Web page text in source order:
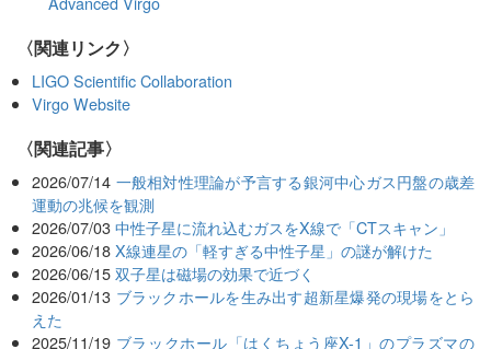
〈関連リンク〉
LIGO Scientific Collaboration
Virgo Website
関連記事
2026/07/14 一般相対性理論が予言する銀河中心ガス円盤の歳差
運動の兆候を観測
2026/07/03 中性子星に流れ込むガスをX線で「CTスキャン」
2026/06/18 X線連星の「軽すぎる中性子星」の謎が解けた
2026/06/15 双子星は磁場の効果で近づく
2026/01/13 ブラックホールを生み出す超新星爆発の現場をとら
えた
2025/11/19 ブラックホール「はくちょう座X-1」のプラズマの